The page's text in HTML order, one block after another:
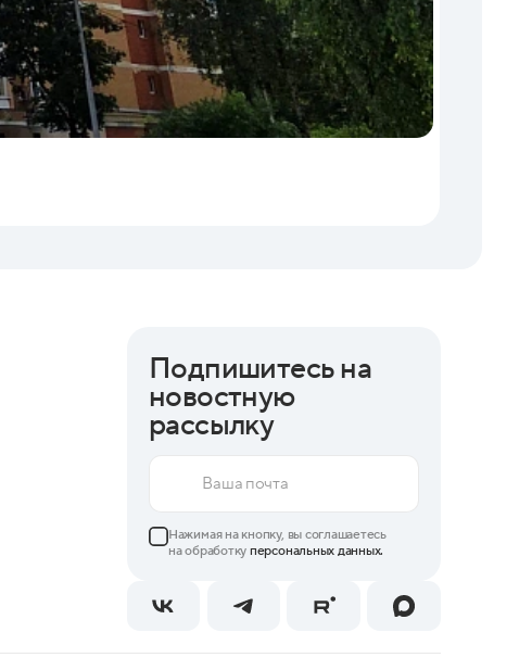
Подпишитесь на
новостную
рассылку
Нажимая на кнопку, вы соглашаетесь
на обработку персональных данных.